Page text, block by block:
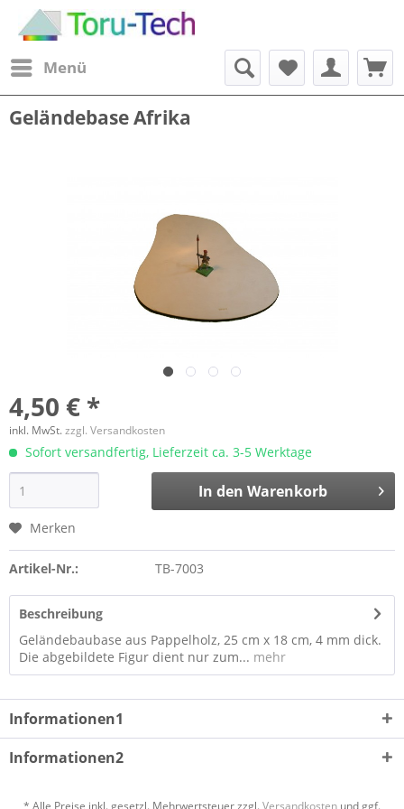
Menü
Geländebase Afrika
4,50 € *
inkl. MwSt.zzgl. Versandkosten
Sofort versandfertig, Lieferzeit ca. 3-5 Werktage
In den Warenkorb
Merken
Artikel-Nr.: TB-7003
Beschreibung
Geländebaubase aus Pappelholz, 25 cm x 18 cm, 4 mm dick.
Die abgebildete Figur dient nur zum... mehr
Informationen1
Informationen2